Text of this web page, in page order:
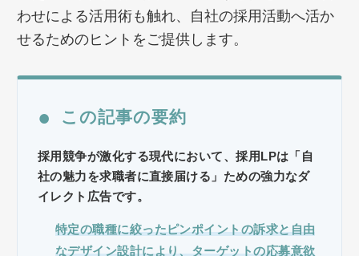
わせによる活用術も触れ、自社の採用活動へ活か
せるためのヒントをご提供します。
● この記事の要約
採用競争が激化する現代において、採用LPは「自
社の魅力を求職者に直接届ける」ための強力なダ
イレクト広告です。
特定の職種に絞ったピンポイントの訴求と自由
なデザイン設計により、ターゲットの応募意欲